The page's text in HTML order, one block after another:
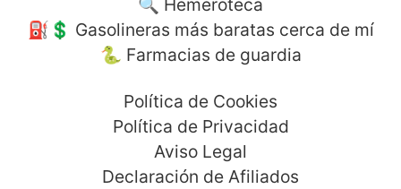
⛽️💲 Gasolineras más baratas cerca de mí
🐍 Farmacias de guardia
Política de Cookies
Política de Privacidad
Aviso Legal
Declaración de Afiliados